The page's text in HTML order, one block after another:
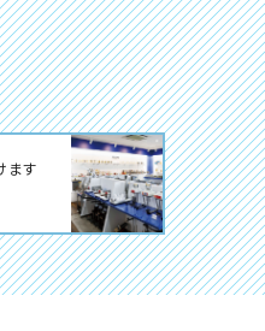
ます